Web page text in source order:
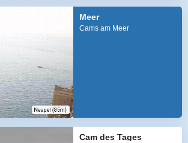
Meer
Cams am Meer
Cam des Tages